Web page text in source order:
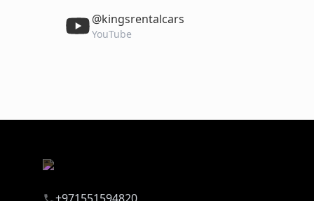
‎@kingsrentalcars
YouTube